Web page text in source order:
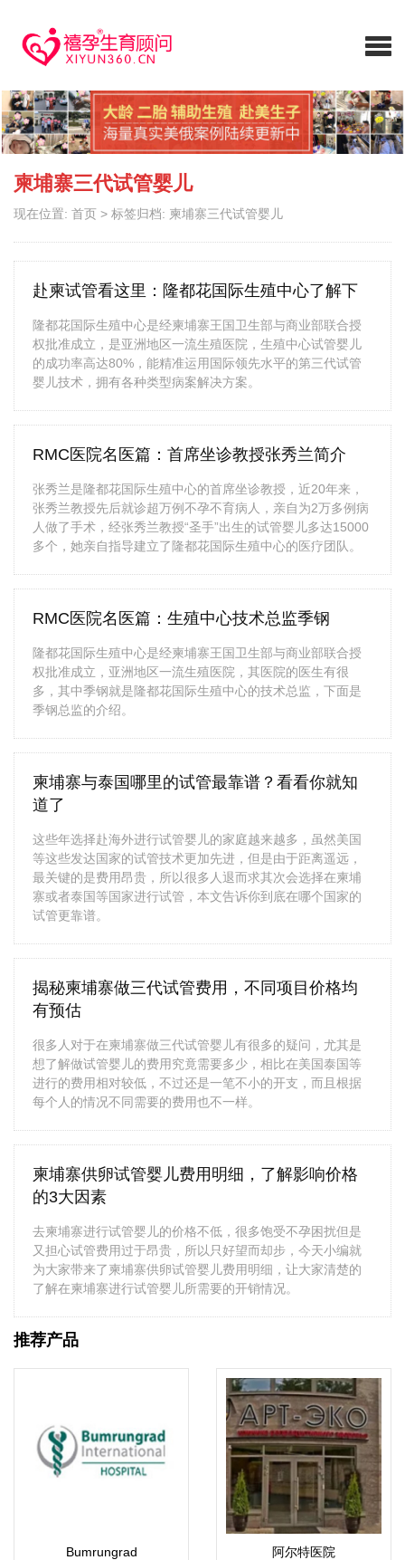
柬埔寨三代试管婴儿
现在位置: 首页 > 标签归档: 柬埔寨三代试管婴儿
赴柬试管看这里：隆都花国际生殖中心了解下
隆都花国际生殖中心是经柬埔寨王国卫生部与商业部联合授
权批准成立，是亚洲地区一流生殖医院，生殖中心试管婴儿
的成功率高达80%，能精准运用国际领先水平的第三代试管
婴儿技术，拥有各种类型病案解决方案。
RMC医院名医篇：首席坐诊教授张秀兰简介
张秀兰是隆都花国际生殖中心的首席坐诊教授，近20年来，
张秀兰教授先后就诊超万例不孕不育病人，亲自为2万多例病
人做了手术，经张秀兰教授“圣手”出生的试管婴儿多达15000
多个，她亲自指导建立了隆都花国际生殖中心的医疗团队。
RMC医院名医篇：生殖中心技术总监季钢
隆都花国际生殖中心是经柬埔寨王国卫生部与商业部联合授
权批准成立，亚洲地区一流生殖医院，其医院的医生有很
多，其中季钢就是隆都花国际生殖中心的技术总监，下面是
季钢总监的介绍。
柬埔寨与泰国哪里的试管最靠谱？看看你就知
道了
这些年选择赴海外进行试管婴儿的家庭越来越多，虽然美国
等这些发达国家的试管技术更加先进，但是由于距离遥远，
最关键的是费用昂贵，所以很多人退而求其次会选择在柬埔
寨或者泰国等国家进行试管，本文告诉你到底在哪个国家的
试管更靠谱。
揭秘柬埔寨做三代试管费用，不同项目价格均
有预估
很多人对于在柬埔寨做三代试管婴儿有很多的疑问，尤其是
想了解做试管婴儿的费用究竟需要多少，相比在美国泰国等
进行的费用相对较低，不过还是一笔不小的开支，而且根据
每个人的情况不同需要的费用也不一样。
柬埔寨供卵试管婴儿费用明细，了解影响价格
的3大因素
去柬埔寨进行试管婴儿的价格不低，很多饱受不孕困扰但是
又担心试管费用过于昂贵，所以只好望而却步，今天小编就
为大家带来了柬埔寨供卵试管婴儿费用明细，让大家清楚的
了解在柬埔寨进行试管婴儿所需要的开销情况。
推荐产品
Bumrungrad 阿尔特医院